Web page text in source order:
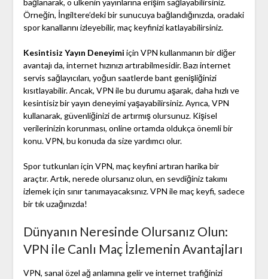
bağlanarak, o ülkenin yayınlarına erişim sağlayabilirsiniz.
Örneğin, İngiltere’deki bir sunucuya bağlandığınızda, oradaki
spor kanallarını izleyebilir, maç keyfinizi katlayabilirsiniz.
Kesintisiz Yayın Deneyimi için VPN kullanmanın bir diğer
avantajı da, internet hızınızı artırabilmesidir. Bazı internet
servis sağlayıcıları, yoğun saatlerde bant genişliğinizi
kısıtlayabilir. Ancak, VPN ile bu durumu aşarak, daha hızlı ve
kesintisiz bir yayın deneyimi yaşayabilirsiniz. Ayrıca, VPN
kullanarak, güvenliğinizi de artırmış olursunuz. Kişisel
verilerinizin korunması, online ortamda oldukça önemli bir
konu. VPN, bu konuda da size yardımcı olur.
Spor tutkunları için VPN, maç keyfini artıran harika bir
araçtır. Artık, nerede olursanız olun, en sevdiğiniz takımı
izlemek için sınır tanımayacaksınız. VPN ile maç keyfi, sadece
bir tık uzağınızda!
Dünyanın Neresinde Olursanız Olun:
VPN ile Canlı Maç İzlemenin Avantajları
VPN, sanal özel ağ anlamına gelir ve internet trafiğinizi